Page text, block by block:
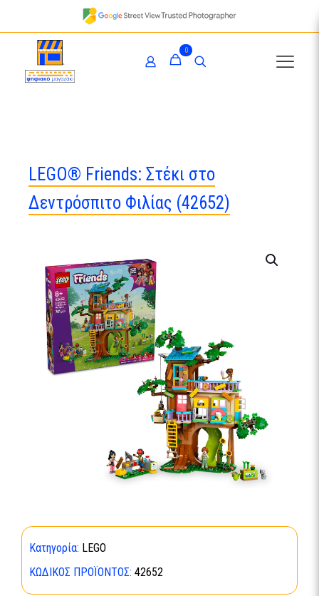
0
LEGO® Friends: Στέκι στο
Δεντρόσπιτο Φιλίας (42652)
Κατηγορία: LEGO
ΚΩΔΙΚΌΣ ΠΡΟΪΌΝΤΟΣ: 42652